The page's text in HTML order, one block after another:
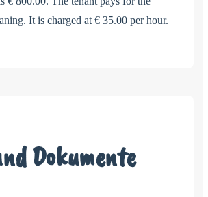
It is charged at € 35.00 per hour.
Dokumente